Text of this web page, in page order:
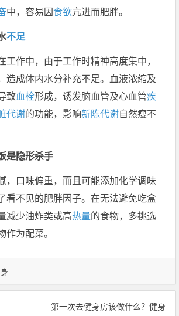
中，容易因食欲亢进而肥胖。
不足
工作中，由于工作时精神高度集中，
造成体内水分补充不足。血液浓缩及
致血栓形成，诱发脑血管及心血管疾
代谢的功能，影响新陈代谢自然瘦不
是隐形杀手
，口味偏重，而且可能添加化学调味
看不见的肥胖因子。在无法避免吃盒
减少油炸类或高热量的食物，多挑选
作为配菜。
第一次去健身房该做什么？健身